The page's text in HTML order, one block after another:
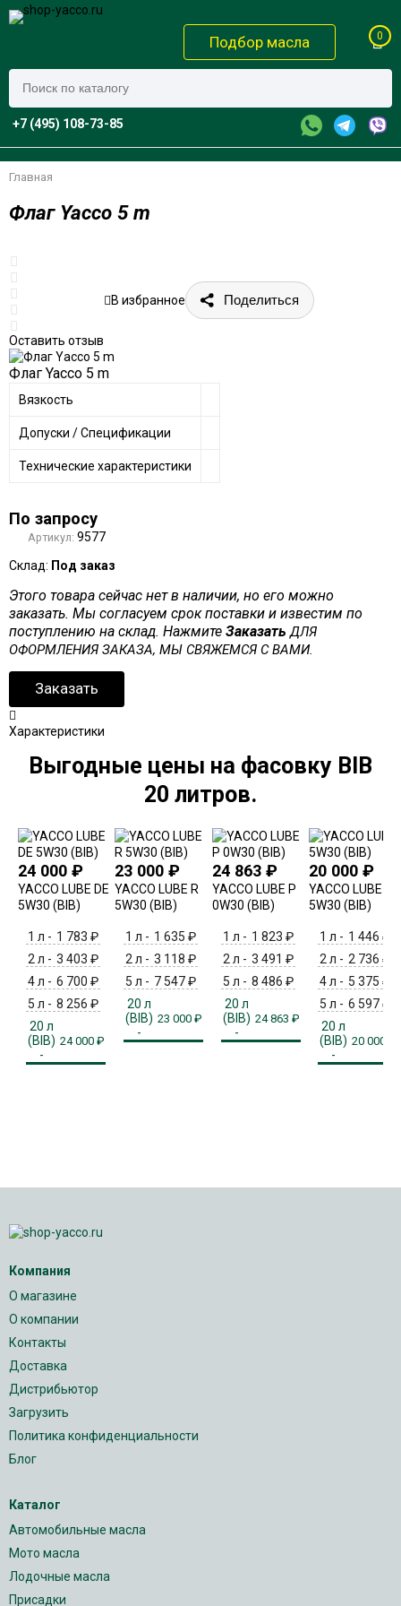
Подбор масла 0
+7 (495) 108-73-85
Главная
Флаг Yacco 5 m
Оставить отзыв
В избранное Поделиться
Флаг Yacco 5 m
Вязкость
Допуски / Спецификации
Технические характеристики
По запросу
Артикул: 9577
Склад: Под заказ
Этого товара сейчас нет в наличии, но его можно
заказать. Мы согласуем срок поставки и известим по
поступлению на склад. Нажмите Заказать ДЛЯ
ОФОРМЛЕНИЯ ЗАКАЗА, МЫ СВЯЖЕМСЯ С ВАМИ.
Заказать
Характеристики
Выгодные цены на фасовку BIB
20 литров.
24 000 ₽
YACCO LUBE DE
5W30 (BIB)
1 л - 1 783 ₽
2 л - 3 403 ₽
4 л - 6 700 ₽
5 л - 8 256 ₽
20 л
(BIB)
-
24 000 ₽
23 000₽
YACCO LUBE R
5W30 (BIB)
1 л - 1 635 ₽
2 л - 3 118 ₽
5 л - 7 547₽
20 л
(BIB)
-
23 000 ₽
24 863 ₽
YACCO LUBE P
0W30 (BIB)
1 л - 1 823 ₽
2 л - 3 491 ₽
5 л - 8 486 ₽
20 л
(BIB)
-
24 863 ₽
20 000₽
YACCO LUBE F
5W30 (BIB)
1 л - 1 446 ₽
2 л - 2 736 ₽
4 л - 5 375 ₽
5 л - 6 597₽
20 л
(BIB)
-
20 000
Компания
О магазине
О компании
Контакты
Доставка
Дистрибьютор
Загрузить
Политика конфиденциальности
Блог
Каталог
Автомобильные масла
Мото масла
Лодочные масла
Присадки